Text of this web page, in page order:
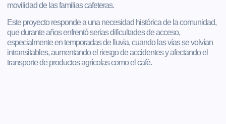
movilidad de las familias cafeteras.
Este proyecto responde a una necesidad histórica de la comunidad,
que durante años enfrentó serias dificultades de acceso,
especialmente en temporadas de lluvia, cuando las vías se volvían
intransitables, aumentando el riesgo de accidentes y afectando el
transporte de productos agrícolas como el café.